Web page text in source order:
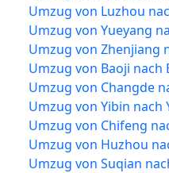
Umzug von Luzhou
Umzug von Yueyang
Umzug von Zhenjiang
Umzug von Baoji nach
Umzug von Changde
Umzug von Yibin nach
Umzug von Chifeng
Umzug von Huzhou
Umzug von Suqian